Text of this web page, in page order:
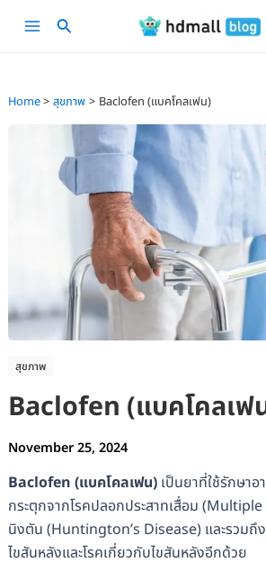
Main
Home สุขภาพ Baclofen (แบคโคลเฟน)
สุขภาพ
Baclofen (แบคโคลเฟ
November 25, 2024
Baclofen (แบคโคลเฟน)เป็นยาที่ใช้รักษาอ
กระตุกจากโรคปลอกประสาทเสื่อม
นิงตัน (Huntington’s Disease) และรวมถึ
ไขสันหลังและโรคเกี่ยวกับไขสันหลังอีกด้วย